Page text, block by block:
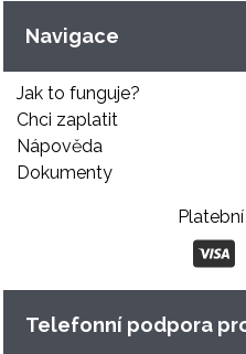
Navigace
Jak to funguje?
Chci zaplatit
Nápověda
Dokumenty
Telefonní podpora